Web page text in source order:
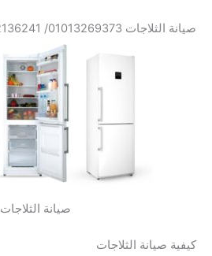
صيانة الثلاجات 01013269373/ 01092136241
صيانة الثلاجات
كيفية صيانة الثلاجات